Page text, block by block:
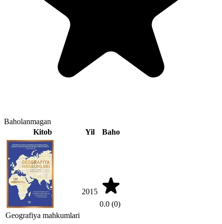
Baholanmagan
Kitob
Yil Baho
Geografiya mahkumlari
2015
0.0 (0)